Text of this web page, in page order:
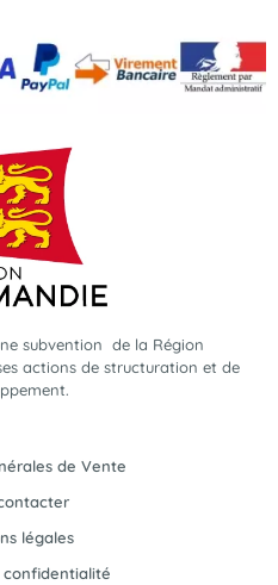
subvention de la Région
actions de structuration et de
de Vente
légales
confidentialité